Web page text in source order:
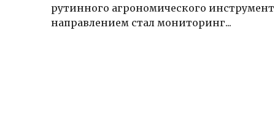
рутинного агрономического
направлением стал мониторинг...